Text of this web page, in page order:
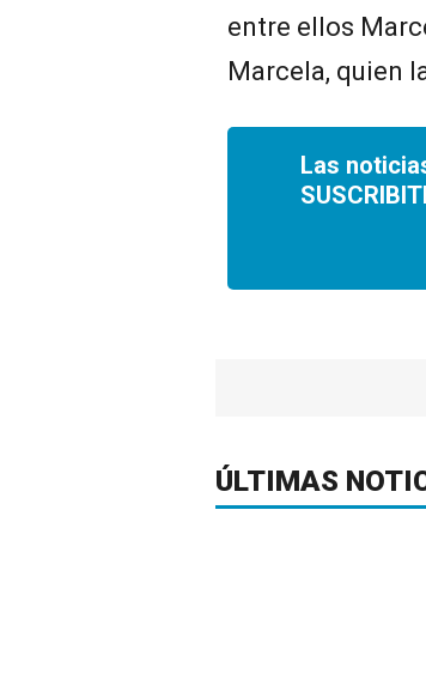
entre ellos
Marcela, quien
Las
ÚLTIMAS